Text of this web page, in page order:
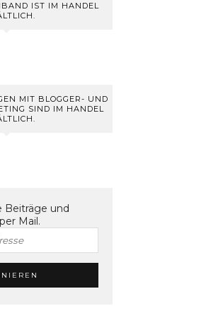
IST IM HANDEL
MIT BLOGGER- UND
SIND IM HANDEL
Beiträge und
Mail.